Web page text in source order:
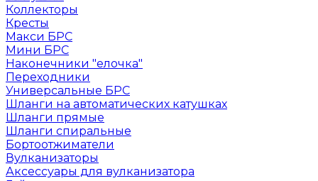
Коллекторы
Кресты
Макси БРС
Мини БРС
Наконечники "елочка"
Переходники
Универсальные БРС
Шланги на автоматических катушках
Шланги прямые
Шланги спиральные
Бортоотжиматели
Вулканизаторы
Аксессуары для вулканизатора